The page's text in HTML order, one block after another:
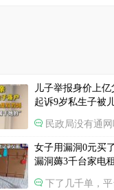
登机
儿子举报身价上
起诉9岁私生子被
民政局没有通网
女子用漏洞0元买
漏洞薅3千台家电
下了几千单，平